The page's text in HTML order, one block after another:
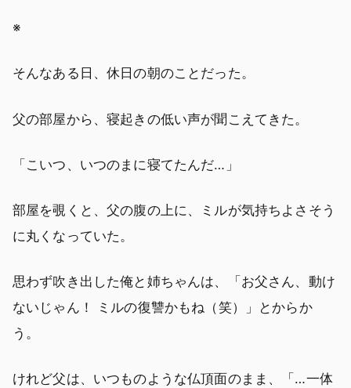
※
そんなある日、休日の朝のことだった。
父の部屋から、寝起きの低い声が聞こえてきた。
「こいつ、いつのまに寝てたんだ…」
部屋を覗くと、父の腹の上に、ミルが気持ちよさそう
に丸くなっていた。
思わず吹き出した俺と姉ちゃんは、「お父さん、動け
ないじゃん！ ミルの復讐かもね（笑）」とからか
う。
けれど父は、いつものような仏頂面のまま、「…一体